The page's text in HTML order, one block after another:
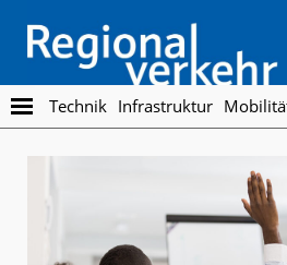
main
content
footer
Regionalverkehr
Die
Fachzeitschrift
Personennahverkehr
Technik Infrastruktur